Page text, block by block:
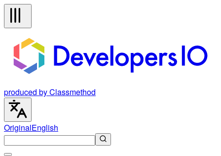
produced by Classmethod
OriginalEnglish